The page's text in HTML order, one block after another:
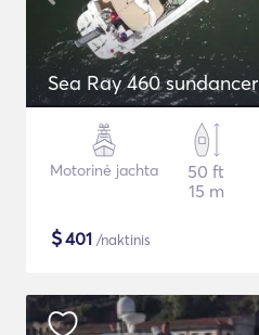
Sea Ray 460 sundancer
Motorinė jachta
50 ft
15 m
$401 /naktinis